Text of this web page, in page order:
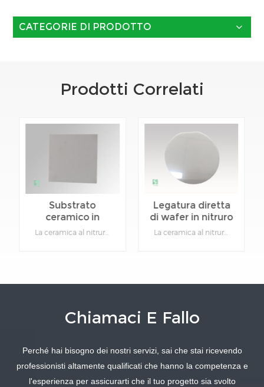
CATEGORIE DI PRODOTTO
Prodotti Correlati
Substrato
ceramico in
nitruro di
La ceramica al nitruro di alluminio (AlN) è un materiale con eccellente conduttività termica, elevata resistenza e buone proprietà di isolamento elettrico.Dettagli del prodotto:Materiale: Nitruro di AlluminioFunzione: Isolamento e dissipazione del calore.Tipo: Ceramica.Colore: grigio.Personalizzabile: Sì, fornire i disegni dei prodotti specifici.
PIÙ
Legatura diretta
di wafer in nitruro
di alluminio
La ceramica al nitruro di alluminio (AlN) è un materiale con eccellente conduttività termica, elevata resistenza e buone proprietà di isolamento elettrico.Dettagli del prodotto:Materiale: Nitruro di AlluminioFunzione: Isolamento e dissipazione del calore.Tipo: Ceramica.Colore: grigio.Personalizzabile: Sì, fornire i disegni dei prodotti specifici.
PIÙ
Chiamaci E Fallo
Perché hai bisogno dei nostri servizi, sai che stai ricevendo
professionisti altamente qualificati che hanno la competenza e
l'esperienza per assicurarti che il tuo progetto sia svolto